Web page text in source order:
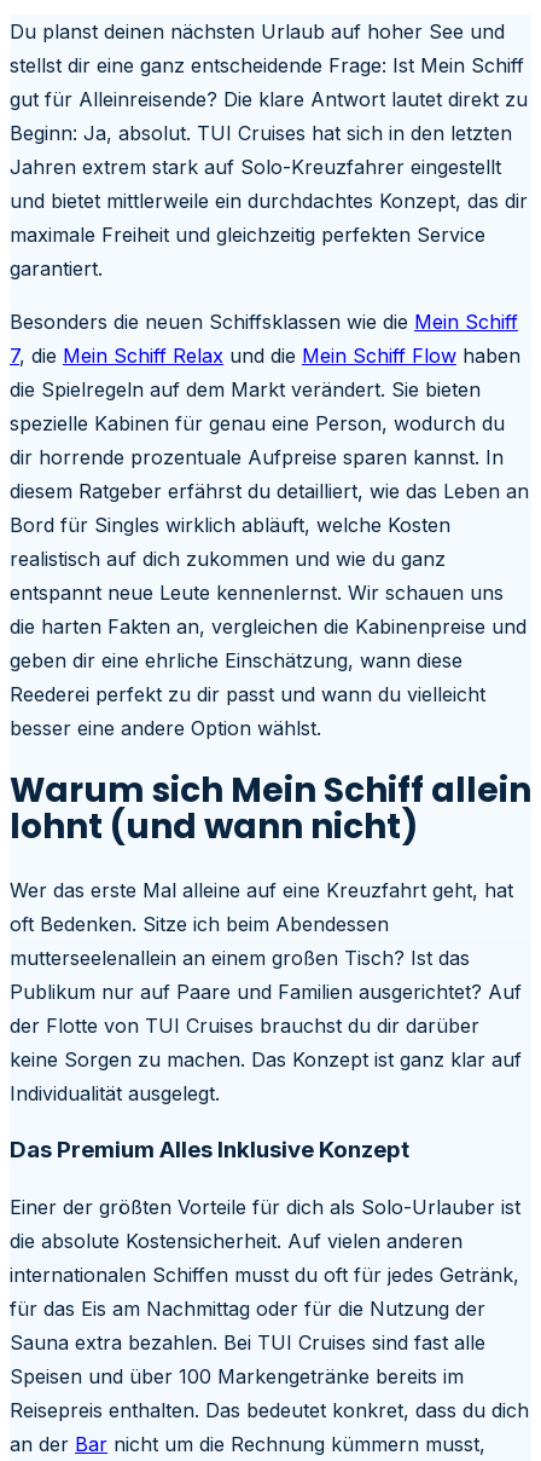
Du planst deinen nächsten Urlaub auf hoher See und
stellst dir eine ganz entscheidende Frage: Ist Mein Schiff
gut für Alleinreisende? Die klare Antwort lautet direkt zu
Beginn: Ja, absolut. TUI Cruises hat sich in den letzten
Jahren extrem stark auf Solo-Kreuzfahrer eingestellt
und bietet mittlerweile ein durchdachtes Konzept, das dir
maximale Freiheit und gleichzeitig perfekten Service
garantiert.
Besonders die neuen Schiffsklassen wie die Mein Schiff
7, die Mein Schiff Relax und die Mein Schiff Flow haben
die Spielregeln auf dem Markt verändert. Sie bieten
spezielle Kabinen für genau eine Person, wodurch du
dir horrende prozentuale Aufpreise sparen kannst. In
diesem Ratgeber erfährst du detailliert, wie das Leben an
Bord für Singles wirklich abläuft, welche Kosten
realistisch auf dich zukommen und wie du ganz
entspannt neue Leute kennenlernst. Wir schauen uns
die harten Fakten an, vergleichen die Kabinenpreise und
geben dir eine ehrliche Einschätzung, wann diese
Reederei perfekt zu dir passt und wann du vielleicht
besser eine andere Option wählst.
Warum sich Mein Schiff allein
lohnt (und wann nicht)
Wer das erste Mal alleine auf eine Kreuzfahrt geht, hat
oft Bedenken. Sitze ich beim Abendessen
mutterseelenallein an einem großen Tisch? Ist das
Publikum nur auf Paare und Familien ausgerichtet? Auf
der Flotte von TUI Cruises brauchst du dir darüber
keine Sorgen zu machen. Das Konzept ist ganz klar auf
Individualität ausgelegt.
Das Premium Alles Inklusive Konzept
Einer der größten Vorteile für dich als Solo-Urlauber ist
die absolute Kostensicherheit. Auf vielen anderen
internationalen Schiffen musst du oft für jedes Getränk,
für das Eis am Nachmittag oder für die Nutzung der
Sauna extra bezahlen. Bei TUI Cruises sind fast alle
Speisen und über 100 Markengetränke bereits im
Reisepreis enthalten. Das bedeutet konkret, dass du dich
an der Bar nicht um die Rechnung kümmern musst,